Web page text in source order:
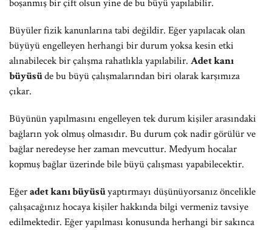
boşanmış bir çift olsun yine de bu büyü yapılabilir.
Büyüler fizik kanunlarına tabi değildir. Eğer yapılacak olan
büyüyü engelleyen herhangi bir durum yoksa kesin etki
alınabilecek bir çalışma rahatlıkla yapılabilir. Adet kanı
büyüsüde bu büyü çalışmalarından biri olarak karşımıza
çıkar.
Büyünün yapılmasını engelleyen tek durum kişiler arasındaki
bağların yok olmuş olmasıdır. Bu durum çok nadir görülür ve
bağlar neredeyse her zaman mevcuttur. Medyum hocalar
kopmuş bağlar üzerinde bile büyü çalışması yapabilecektir.
Eğeradet kanı büyüsüyaptırmayı düşünüyorsanız öncelikle
çalışacağınız hocaya kişiler hakkında bilgi vermeniz tavsiye
edilmektedir. Eğer yapılması konusunda herhangi bir sakınca